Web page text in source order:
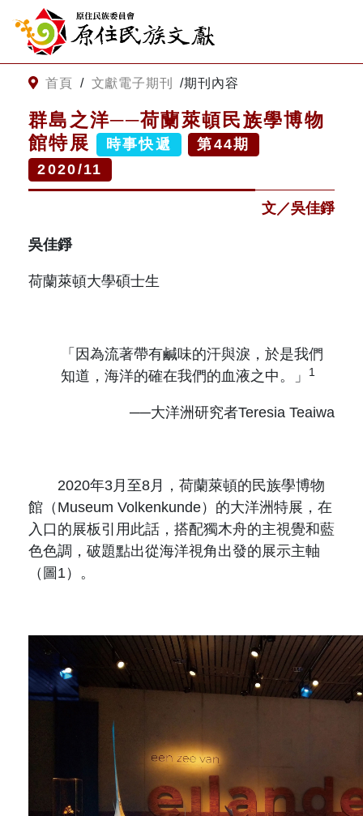
跳到主要內容
網站導覽
客服諮詢
字
原住民族文獻會設置要點
網站訊息 出版品專區
出版品查詢
本期內容
歷史期刊
訂閱電子報
期刊查詢
相關連結
首頁 / 文獻電子期刊 /期刊內容
群島之洋──荷蘭萊頓民族學博物
館特展
時事快遞 第44期
2020/11
文／吳佳錚
吳佳錚
荷蘭萊頓大學碩士生
「因為流著帶有鹹味的汗與淚，於是我們
知道，海洋的確在我們的血液之中。」
1
──大洋洲研究者Teresia Teaiwa
2020年3月至8月，荷蘭萊頓的民族學博物
館（Museum Volkenkunde）的大洋洲特展，在
入口的展板引用此話，搭配獨木舟的主視覺和藍
色色調，破題點出從海洋視角出發的展示主軸
（圖1）。